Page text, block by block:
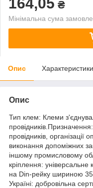
₴
Мінімальна сума
Опис Характеристики
Опис
Тип клем: Клеми
провідників, організації
виконання допоміжних
іншому промисловому
кріплення: універсальне
на Din-рейку шириною
Україні: добровільна